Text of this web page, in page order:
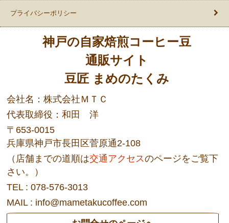
プライバシーポリシー
神戸の自家焙煎コーヒー豆
通販サイト
豆匠 まめのたくみ
会社名：株式会社ＭＴＣ
代表取締役：和田 洋
〒653-0015
兵庫県神戸市長田区菅原通2-108
（店舗までの道順は交通アクセスのページをご覧下
さい。）
TEL : 078-576-3013
MAIL : info@mametakucoffee.com